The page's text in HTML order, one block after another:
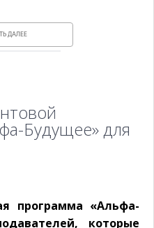
ДАЛЕЕ
Будущее» для
программа «Альфа-
которые